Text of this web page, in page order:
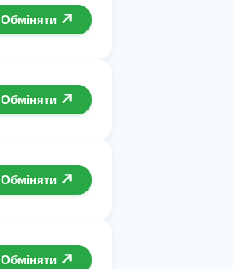
Обміняти
Обміняти
Обміняти
Обміняти